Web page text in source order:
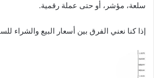
سلعة، مؤشر، أو حتى عملة رقمية.
إذا كنا نعني الفرق بين أسعار البيع والشراء